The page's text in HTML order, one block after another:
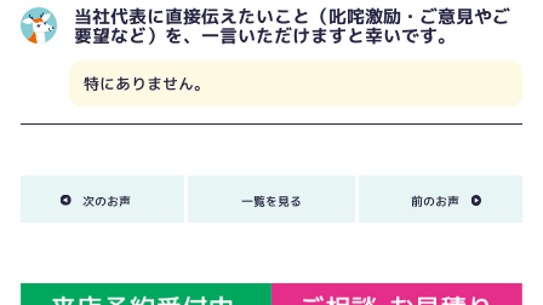
当社代表に直接伝えたいこと（叱咤激励・ご意見やご
要望など）を、一言いただけますと幸いです。
特にありません。
次のお声 一覧を見る 前のお声